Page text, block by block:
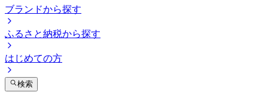
ブランドから探す
ふるさと納税から探す
はじめての方
検索